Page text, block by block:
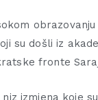
su došli iz
fronte
izmjena koje